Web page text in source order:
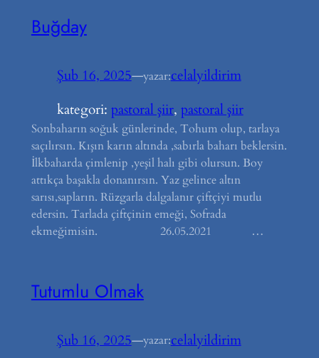
Buğday
Şub 16, 2025—yazar:celalyildirim
kategori: pastoral şiir, pastoral şiir
Sonbaharın soğuk günlerinde, Tohum olup, tarlaya
saçılırsın. Kışın karın altında ,sabırla baharı beklersin.
İlkbaharda çimlenip ,yeşil halı gibi olursun. Boy
attıkça başakla donanırsın. Yaz gelince altın
sarısı,sapların. Rüzgarla dalgalanır çiftçiyi mutlu
edersin. Tarlada çiftçinin emeği, Sofrada
ekmeğimisin. 26.05.2021 …
Tutumlu Olmak
Şub 16, 2025—yazar:celalyildirim